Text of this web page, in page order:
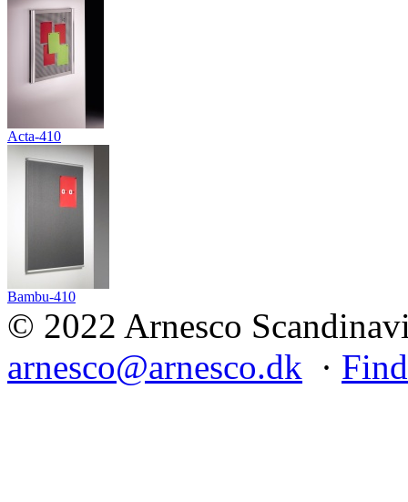
Acta-410
Bambu-410
© 2022 Arnesco
arnesco@arnesco.dk ·